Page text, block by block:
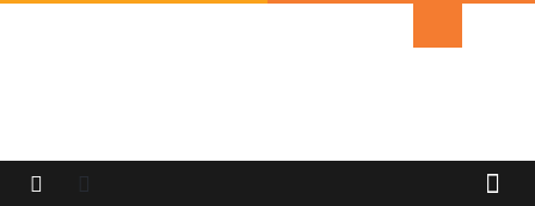
Přejít
košík